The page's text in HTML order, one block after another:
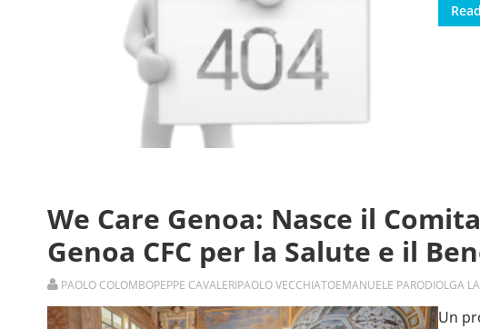
We Care Genoa: Nasce il
Genoa CFC per la Salute e il
PAOLO COLOMBOPEPPE CAVALERIPAOLO VECCHIATOEMANUELE PARODIOLGA
Un